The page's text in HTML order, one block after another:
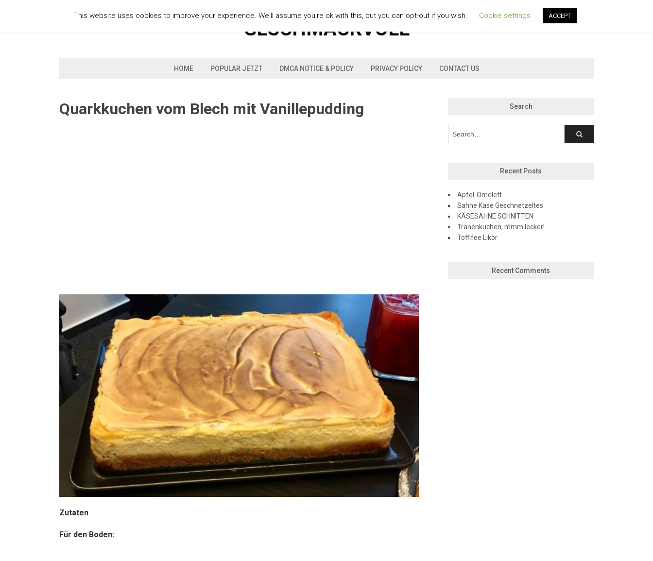
GESCHMACKVOLL
HOME POPULAR JETZT DMCA NOTICE & POLICY PRIVACY POLICY CONTACT US
Quarkkuchen vom Blech mit Vanillepudding
Zutaten
Für den Boden:
Search
Recent Posts
Apfel-Omelett
Sahne Käse Geschnetzeltes
KÄSESAHNE SCHNITTEN
Tränenkuchen, mmm lecker!
Toffifee Likör
Recent Comments
This website uses cookies to improve your experience. We'll assume you're ok with this, but you can opt-out if you wish. Cookie settings ACCEPT